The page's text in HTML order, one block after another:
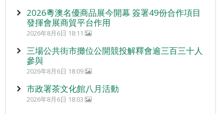
2026粵澳名優商品展今開幕 簽署49份合作項目
發揮會展商貿平台作用
2026年8月6日 18:11
三場公共街市攤位公開競投解釋會逾三百三十人
參與
2026年8月6日 18:09
市政署茶文化館八月活動
2026年8月6日 18:03